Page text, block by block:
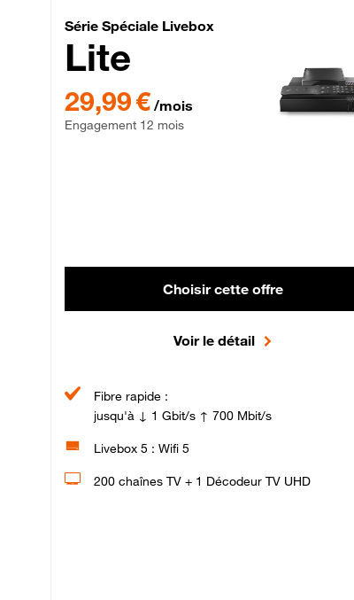
Série Spéciale
Série Spéciale Livebox
Lite
29,99 € par mois , Engagement 12 mois
29,99 € /mois
Engagement 12 mois
Choisir cette offre
Voir le détail
Fibre rapide :
jusqu'à ↓ 1 Gbit/s ↑ 700 Mbit/s
Livebox 5 : Wifi 5
200 chaînes TV + 1 Décodeur TV UHD